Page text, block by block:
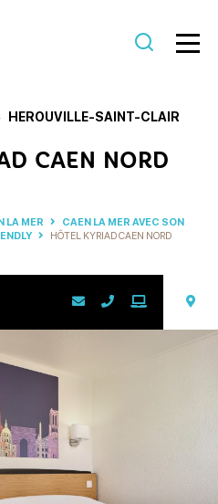
HEROUVILLE-SAINT-CLAIR
CAEN NORD
LA MER
CAEN LA MER AVEC SON
HÔTEL KYRIAD CAEN NORD